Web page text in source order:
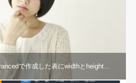
で作成した表にwidthとheight…